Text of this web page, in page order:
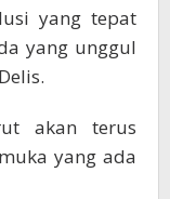
yang tepat
yang unggul
akan terus
yang ada